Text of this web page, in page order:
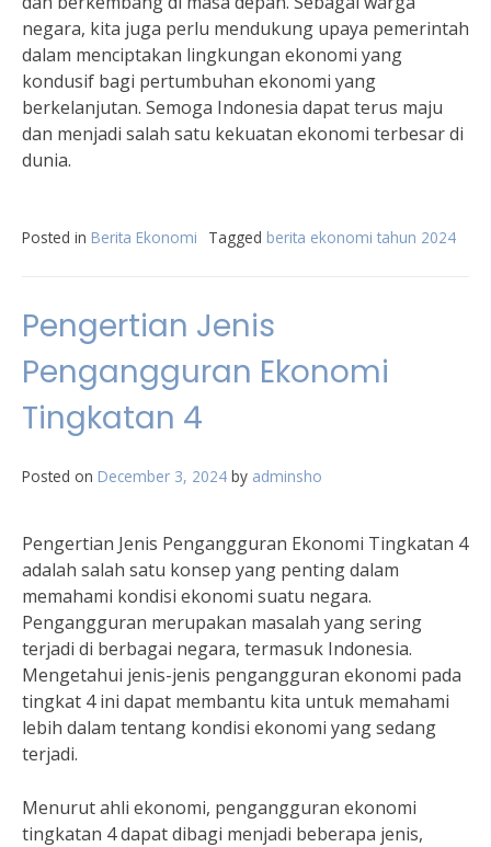
negara, kita juga perlu mendukung upaya pemerintah
dalam menciptakan lingkungan ekonomi yang
kondusif bagi pertumbuhan ekonomi yang
berkelanjutan. Semoga Indonesia dapat terus maju
dan menjadi salah satu kekuatan ekonomi terbesar di
dunia.
Posted in Berita Ekonomi Tagged berita ekonomi tahun 2024
Pengertian Jenis
Pengangguran Ekonomi
Tingkatan 4
Posted on December 3, 2024 by adminsho
Pengertian Jenis Pengangguran Ekonomi Tingkatan 4
adalah salah satu konsep yang penting dalam
memahami kondisi ekonomi suatu negara.
Pengangguran merupakan masalah yang sering
terjadi di berbagai negara, termasuk Indonesia.
Mengetahui jenis-jenis pengangguran ekonomi pada
tingkat 4 ini dapat membantu kita untuk memahami
lebih dalam tentang kondisi ekonomi yang sedang
terjadi.
Menurut ahli ekonomi, pengangguran ekonomi
tingkatan 4 dapat dibagi menjadi beberapa jenis,